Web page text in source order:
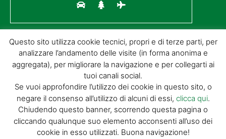
© GIORGIO TESI EDITRICE S.R.L. | P.IVA
01732650476 | VIA DI BADIA 14 – 51100 LOC.
BOTTEGONE (PISTOIA) |POWERED BY
ALLYMIND
Questo sito utilizza cookie tecnici, propri e di terze parti, per
analizzare l’andamento delle visite (in forma anonima e
aggregata), per migliorare la navigazione e per collegarti ai
tuoi canali social.
Se vuoi approfondire l’utilizzo dei cookie in questo sito, o
negare il consenso all’utilizzo di alcuni di essi, clicca qui.
Chiudendo questo banner, scorrendo questa pagina o
cliccando qualunque suo elemento acconsenti all’uso dei
cookie in esso utilizzati. Buona navigazione!